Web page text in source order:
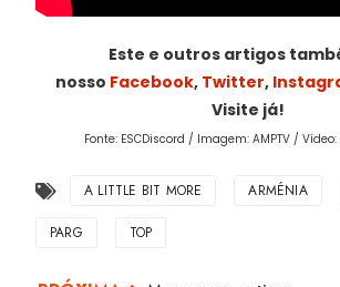
Este e outros artigos
nosso Facebook, Twitter,
Visite já!
Fonte: ESCDiscord / Imagem: AMPTV /
A LITTLE BIT MORE ARMÉNIA
PARG TOP